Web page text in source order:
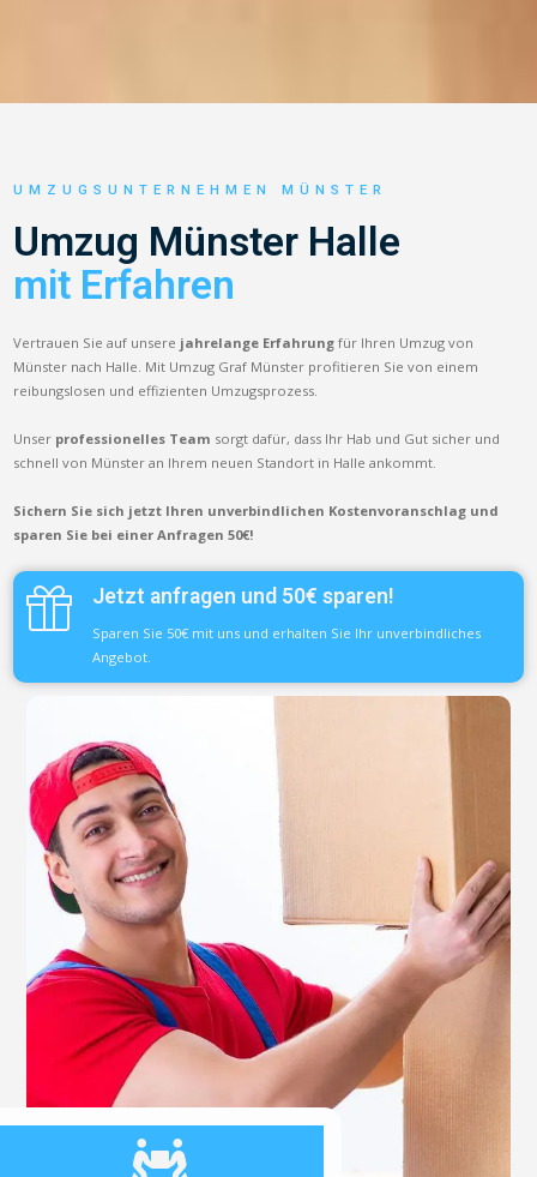
UMZUGSUNTERNEHMEN MÜNSTER
Umzug Münster Halle
mit Erfahren
Vertrauen Sie auf unsere jahrelange Erfahrung für Ihren Umzug von
Münster nach Halle. Mit Umzug Graf Münster profitieren Sie von einem
reibungslosen und effizienten Umzugsprozess.
Unser professionelles Team sorgt dafür, dass Ihr Hab und Gut sicher und
schnell von Münster an Ihrem neuen Standort in Halle ankommt.
Sichern Sie sich jetzt Ihren unverbindlichen Kostenvoranschlag und
sparen Sie bei einer Anfragen 50€!
Jetzt anfragen und 50€ sparen!
Sparen Sie 50€ mit uns und erhalten Sie Ihr unverbindliches
Angebot.